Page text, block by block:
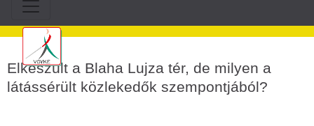
Elkészült a Blaha Lujza tér, de milyen a
látássérült közlekedők szempontjából?